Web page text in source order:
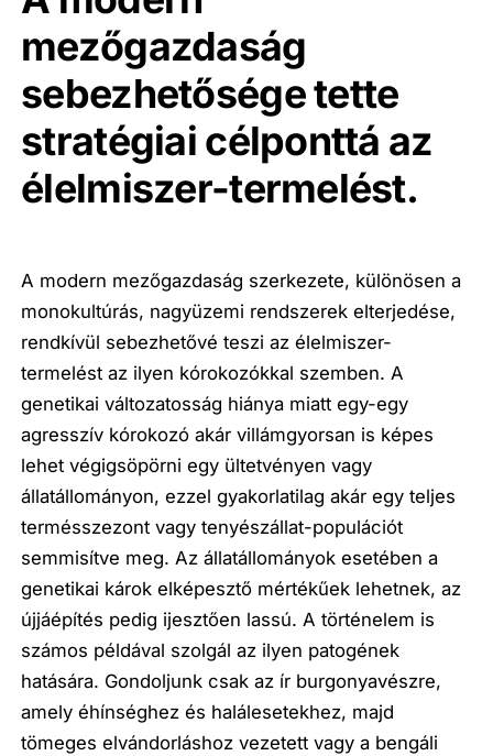
mezőgazdaság
sebezhetősége tette
stratégiai célponttá az
élelmiszer-termelést.
A modern mezőgazdaság szerkezete, különösen a
monokultúrás, nagyüzemi rendszerek elterjedése,
rendkívül sebezhetővé teszi az élelmiszer-
termelést az ilyen kórokozókkal szemben. A
genetikai változatosság hiánya miatt egy-egy
agresszív kórokozó akár villámgyorsan is képes
lehet végigsöpörni egy ültetvényen vagy
állatállományon, ezzel gyakorlatilag akár egy teljes
termésszezont vagy tenyészállat-populációt
semmisítve meg. Az állatállományok esetében a
genetikai károk elképesztő mértékűek lehetnek, az
újjáépítés pedig ijesztően lassú. A történelem is
számos példával szolgál az ilyen patogének
hatására. Gondoljunk csak az ír burgonyavészre,
amely éhínséghez és halálesetekhez, majd
tömeges elvándorláshoz vezetett vagy a bengáli